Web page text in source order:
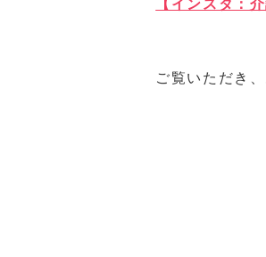
【インスタ：
ご覧いただき